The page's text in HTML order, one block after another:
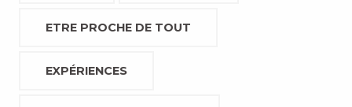
ETRE PROCHE DE TOUT
EXPÉRIENCES